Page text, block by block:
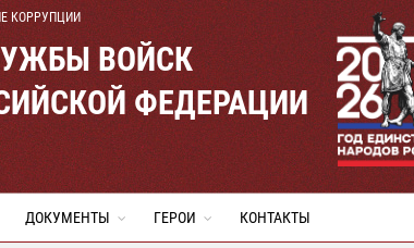
КОРРУПЦИИ
ВОЙСК
ФЕДЕРАЦИИ
ДОКУМЕНТЫ ГЕРОИ КОНТАКТЫ